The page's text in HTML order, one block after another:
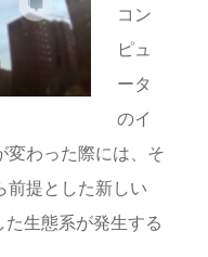
コン
ピュ
ータ
のイ
変わった際には、そ
前提とした新しい
生態系が発生する